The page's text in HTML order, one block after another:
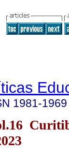
1981-1969